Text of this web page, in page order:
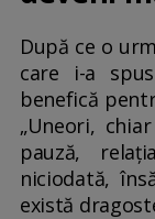
După ce o
care i-a
benefică
„Uneori,
pauză,
niciodată,
există